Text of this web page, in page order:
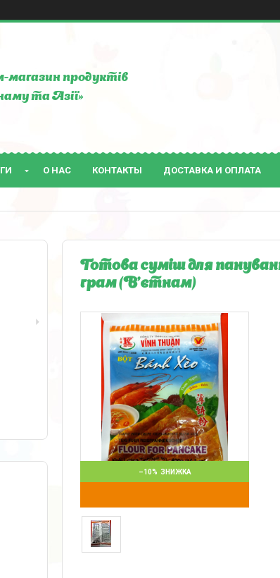
магазин продуктів
та Азії»
О НАС КОНТАКТЫ ДОСТАВКА И ОПЛАТА
Готова суміш для
грам (В'єтнам)
–10%